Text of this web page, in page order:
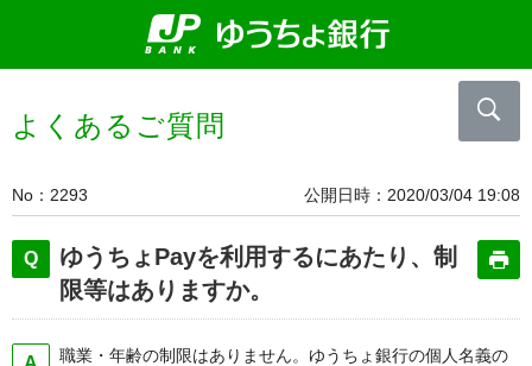
よくあるご質問
No 2293 公開日時 2020/03/04 19:08
ゆうちょPayを利用するにあたり、制
限等はありますか。
職業・年齢の制限はありません。ゆうちょ銀行の個人名義の